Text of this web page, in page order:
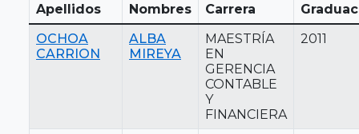
Apellidos Nombres Carrera
OCHOA
CARRION
ALBA
MIREYA
MAESTRÍA
EN
GERENCIA
CONTABLE
Y
FINANCIERA
2011